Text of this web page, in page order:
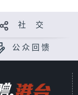
社 交
公众回馈